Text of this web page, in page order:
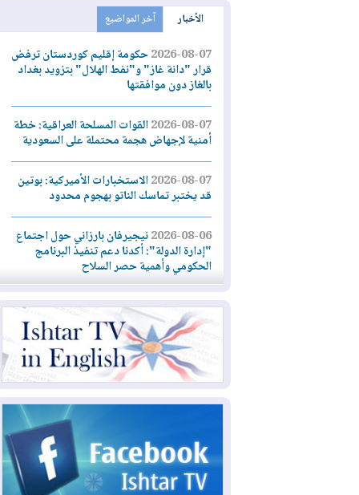
الأخبار آخر المواضيع
2026-08-07حكومة إقليم كوردستان ترفض
قرار "دانة غاز" و"نفط الهلال" بتزويد بغداد
بالغاز دون موافقتها
2026-08-07القوات المسلحة العراقية: خطة
أمنية لإجهاض هجمة محتملة على السعودية
2026-08-07الاستخبارات الأميركية: بوتين
قد يختبر تماسك الناتو بهجوم محدود
2026-08-06نيجيرفان بارزاني حول اجتماع
"إدارة الدولة": أكدنا دعم تنفيذ البرنامج
الحكومي وأهمية حصر السلاح
2026-08-06ائتلاف ادارة الدولة: من
يقومون بسلوك يهدد امن البلاد خارجون عن
القانون يجب محاربتهم
2026-08-06بعد هجومين قرب باب المندب..
الأحمر
2026-08-06مئات القاصرين بلا مأوى.. أزمة
سبتة تتصاعد وتضغط على مدريد